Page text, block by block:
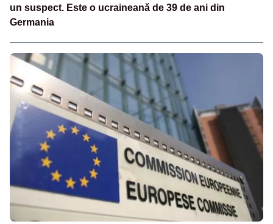
un suspect. Este o ucraineană de 39 de ani din
Germania